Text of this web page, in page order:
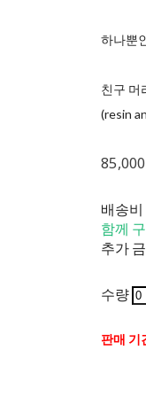
하나뿐
친구 머
(resin
배송비
함께
추가
수량
판매 기